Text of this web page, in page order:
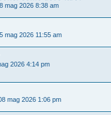
mag 2026 8:38 am
mag 2026 11:55 am
2026 4:14 pm
mag 2026 1:06 pm